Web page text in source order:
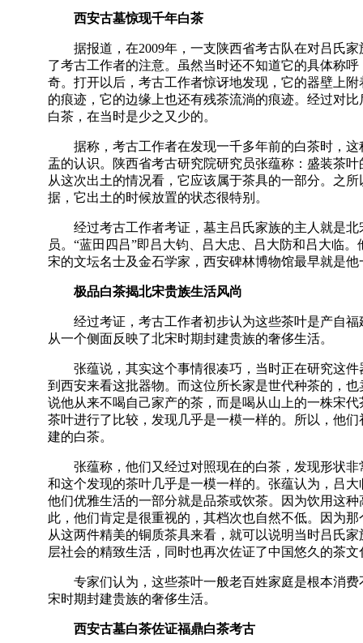
西安古墓惊现千年白茶
据报道，在2009年，一支陕西省考古队在对吕氏家
了考古工作者的注意。虽然当时还不知道它的具体称
奇。打开以后，考古工作者惊讶地发现，它的器壁上
的痕迹，它的边缘上也还有残茶流淌的痕迹。经过对
白茶，在当时是少之又少的。
据称，考古工作者在发现一千多年前的白茶时，这
盂的认识。陕西省考古研究院研究员张蕴称：盛装茶
从这次出土的情况看，它应该属于茶具的一部分。之
据，它出土的时候放置的状态很特别。
经过考古工作者考证，墓主吕氏家族的主人就是北
员。“蓝田四吕”即吕大钧、吕大忠、吕大防和吕大临
宋的文坛名士及金石学家，西安碑林博物馆最早就是他
极品白茶揭北宋贵族生活风尚
经过考证，考古工作者初步认为这些茶叶是产自福
从一个侧面反映了北宋时期封建贵族的奢侈生活。
张蕴说，其实这个事情很凑巧，当时正在研究这件
到西安来看这批器物。而这位所长家是世代种茶的，
说他从来不喝自己家产的茶，而是喝从山上的一株宋
茶叶进行了比较，发现几乎是一模一样的。所以，他
建的白茶。
张蕴称，他们又经过对照现在的白茶，发现形状非
和这个发现的茶叶几乎是一模一样的。张蕴认为，吕
他们优雅生活的一部分就是品茶或饮茶。因为饮用这
此，他们肯定是很重视的，其档次也自然不低。因为
从这两件精美的铜质茶具来看，就可以说明当时吕氏
层社会的精致生活，同时也再次佐证了中国悠久的茶文
专家们认为，这些茶叶一般老百姓家庭是根本消费
宋时期封建贵族的奢侈生活。
西安古墓白茶佐证福鼎白茶考古